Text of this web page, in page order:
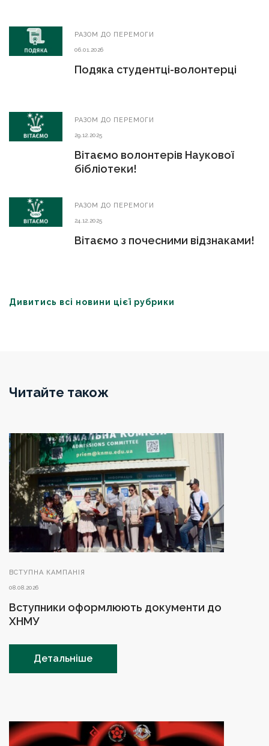
РАЗОМ ДО ПЕРЕМОГИ
06.01.2026
Подяка студентці-волонтерці
РАЗОМ ДО ПЕРЕМОГИ
29.12.2025
Вітаємо волонтерів Наукової
бібліотеки!
РАЗОМ ДО ПЕРЕМОГИ
24.12.2025
Вітаємо з почесними відзнаками!
Дивитись всі новини цієї рубрики
Читайте також
ВСТУПНА КАМПАНІЯ
08.08.2026
Вступники оформлюють документи до
ХНМУ
Детальніше